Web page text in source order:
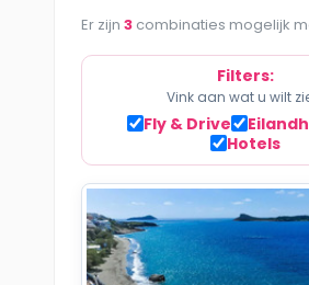
Er zijn 3combinaties mogelijk
Filters:
Vink aan wat u wilt
Fly & Drive
Hotels